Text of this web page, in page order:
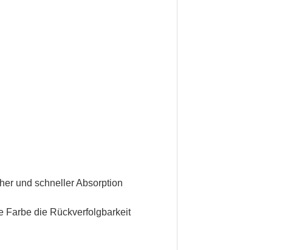
und schneller Absorption
Farbe die Rückverfolgbarkeit